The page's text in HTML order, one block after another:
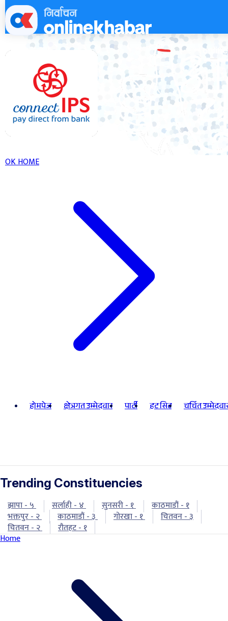
Skip
to
content
OK HOME
होमपेज क्षेत्रगत उम्मेदवार पार्टी हट सिट चर्चित
Trending Constituencies
झापा - ५ सर्लाही - ४ सुनसरी - १
काठमाडौं - १
भक्तपुर - २
काठमाडौं - ३ गोरखा - १
चितवन - ३
चितवन - २
रौतहट - १
Home